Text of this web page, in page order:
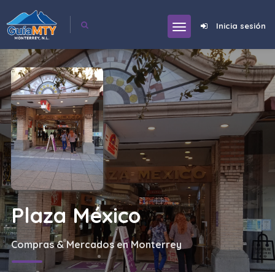
Inicia sesión
Plaza México
Compras & Mercados en Monterrey